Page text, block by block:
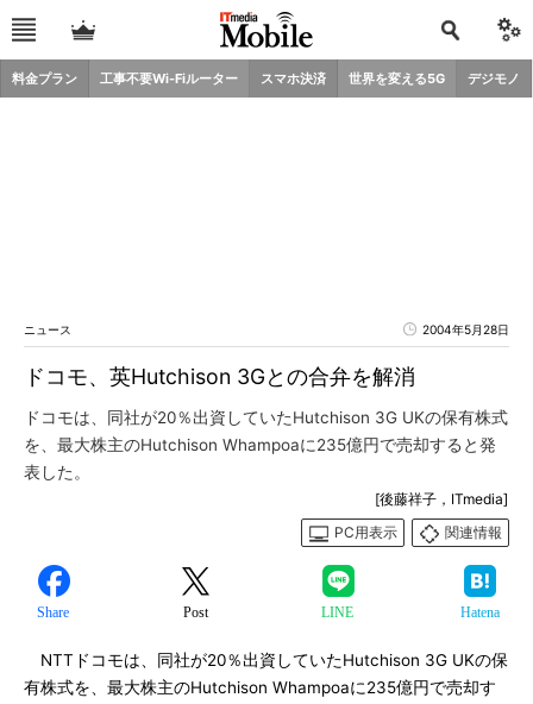
料金プラン 工事不要Wi-Fiルーター スマホ決済 世界を変える5G デジモノ
ニュース 2004年5月28日
ドコモ、英Hutchison 3Gとの合弁を解消
ドコモは、同社が20％出資していたHutchison 3G UKの保有株式
を、最大株主のHutchison Whampoaに235億円で売却すると発
表した。
[後藤祥子，ITmedia]
PC用表示
関連情報
Share Post LINE Hatena
NTTドコモは、同社が20％出資していたHutchison 3G UKの保
有株式を、最大株主のHutchison Whampoaに235億円で売却す